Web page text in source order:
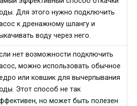
Для этого нужно подключить
к дренажному шлангу и
воду через него.
нет возможности подключить
можно использовать обычное
или ковшик для вычерпывания
Этот способ не так
но может быть полезен